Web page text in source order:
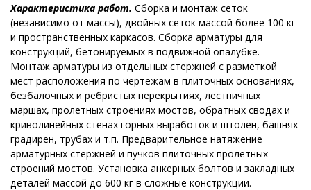
Характеристика работ. Сборка и монтаж сеток
(независимо от массы), двойных сеток массой более 100 кг
и пространственных каркасов. Сборка арматуры для
конструкций, бетонируемых в подвижной опалубке.
Монтаж арматуры из отдельных стержней с разметкой
мест расположения по чертежам в плиточных основаниях,
безбалочных и ребристых перекрытиях, лестничных
маршах, пролетных строениях мостов, обратных сводах и
криволинейных стенах горных выработок и штолен, башнях
градирен, трубах и т.п. Предварительное натяжение
арматурных стержней и пучков плиточных пролетных
строений мостов. Установка анкерных болтов и закладных
деталей массой до 600 кг в сложные конструкции.